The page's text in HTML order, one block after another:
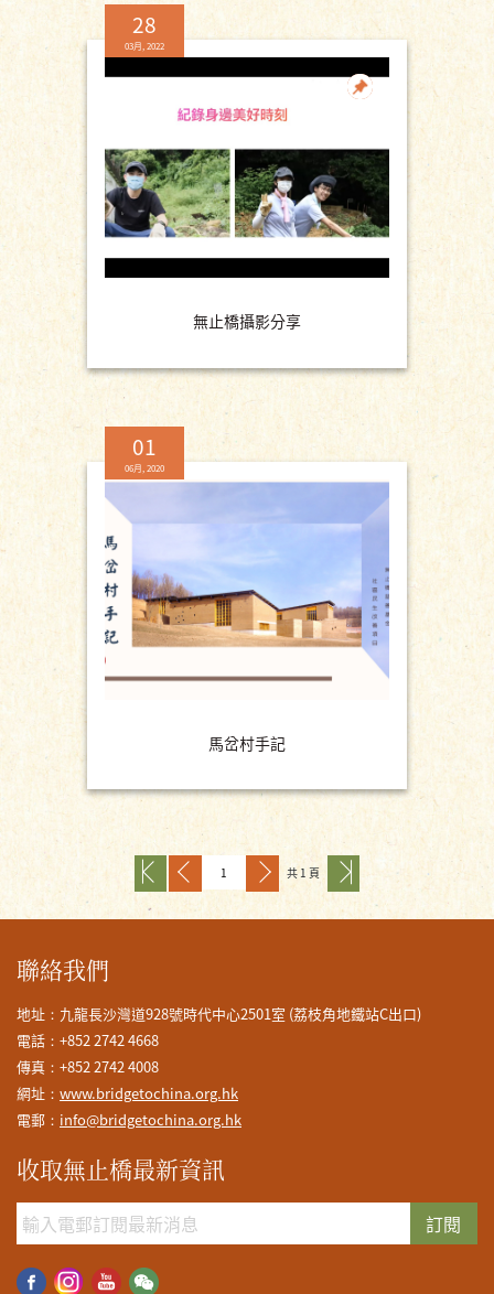
28
03月, 2022
無止橋攝影分享
01
06月, 2020
馬岔村手記
共 1 頁
聯絡我們
地址：九龍長沙灣道928號時代中心2501室 (荔枝角地鐵站C出口)
電話：+852 2742 4668
傳真：+852 2742 4008
網址： www.bridgetochina.org.hk
電郵： info@bridgetochina.org.hk
收取無止橋最新資訊
訂閱